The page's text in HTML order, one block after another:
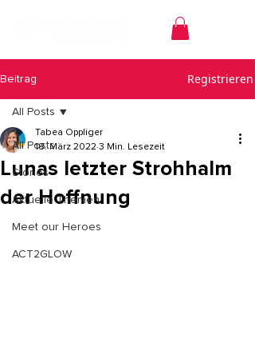
Beitrag Registrieren
All Posts
Stories
Aktuelle Themen
Meet our Heroes
ACT2GLOW
All Posts
Lunas letzter Strohhalm
der Hoffnung
Tabea Oppliger
18. März 2022 3 Min. Lesezeit